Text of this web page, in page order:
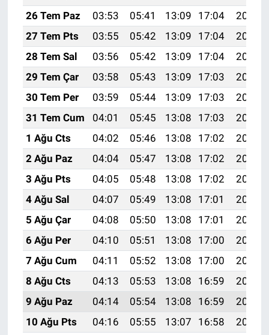
26 Tem Paz
03:53 05:41 13:09 17:04
20:27
27 Tem Pts
03:55 05:42 13:09 17:04
20:26
28 Tem Sal
03:56 05:42 13:09 17:04
20:25
29 Tem Çar
03:58 05:43 13:09 17:03
20:24
30 Tem Per
03:59 05:44 13:09 17:03
20:23
31 Tem Cum
04:01 05:45 13:08 17:03
20:22
1 Ağu Cts
04:02 05:46 13:08 17:02
20:21
2 Ağu Paz
04:04 05:47 13:08 17:02
20:20
3 Ağu Pts
04:05 05:48 13:08 17:02
20:18
4 Ağu Sal
04:07 05:49 13:08 17:01
20:17
5 Ağu Çar
04:08 05:50 13:08 17:01
20:16
6 Ağu Per
04:10 05:51 13:08 17:00
20:15
7 Ağu Cum
04:11 05:52 13:08 17:00
20:14
8 Ağu Cts
04:13 05:53 13:08 16:59
20:13
9 Ağu Paz
04:14 05:54 13:08 16:59
20:11
10 Ağu Pts
04:16 05:55 13:07 16:58
20:10